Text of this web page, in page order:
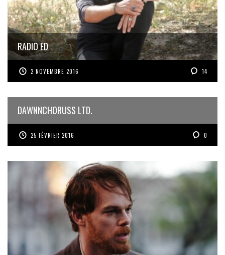
RADIO ED
2 NOVEMBRE 2016 14
DAWNNCHORUSS LTD.
25 FÉVRIER 2016 0